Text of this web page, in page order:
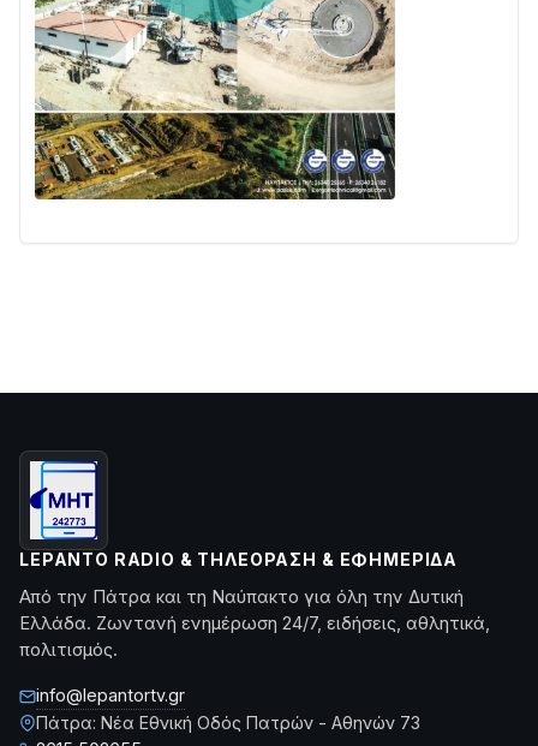
LEPANTO RADIO & ΤΗΛΕΌΡΑΣΗ & ΕΦΗΜΕΡΊΔΑ
Από την Πάτρα και τη Ναύπακτο για όλη την Δυτική
Ελλάδα. Ζωντανή ενημέρωση 24/7, ειδήσεις, αθλητικά,
πολιτισμός.
info@lepantortv.gr
Πάτρα: Νέα Εθνική Οδός Πατρών - Αθηνών 73